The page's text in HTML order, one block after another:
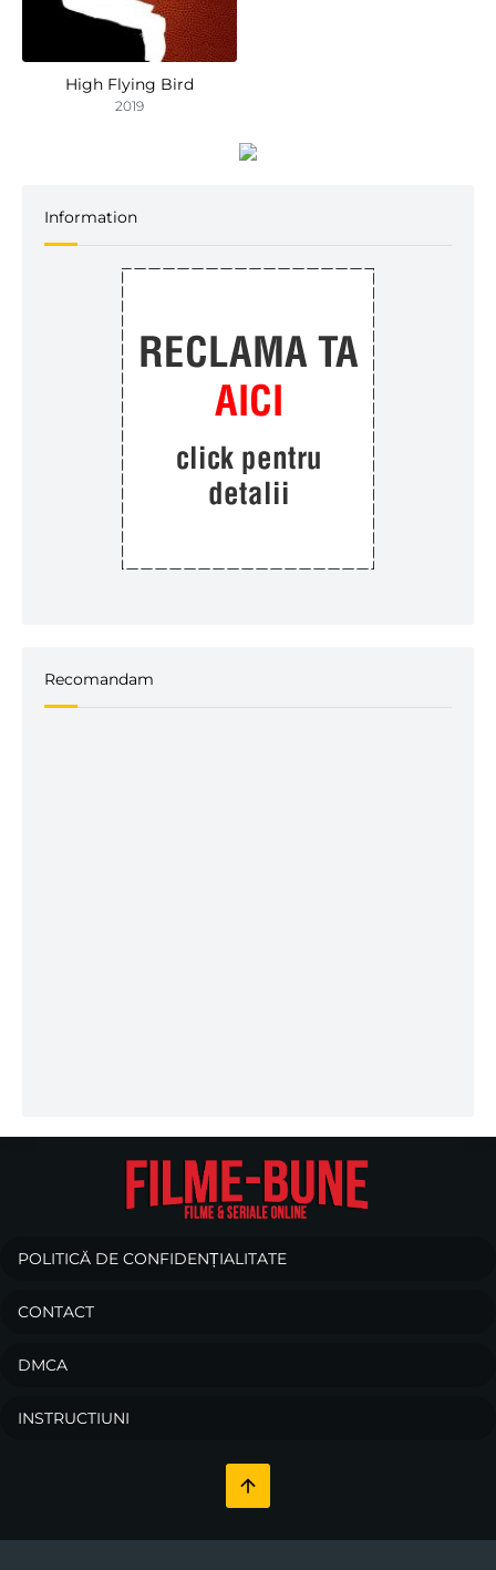
High Flying Bird
2019
Information
Recomandam
POLITICĂ DE CONFIDENȚIALITATE
CONTACT
DMCA
INSTRUCTIUNI